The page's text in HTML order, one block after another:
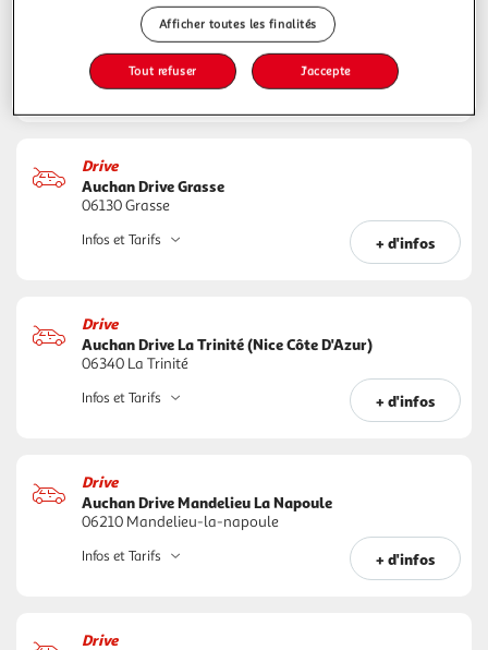
Auchan Drive Supermarché Antibes Rochat
06600 Antibes
+ d'infos
Infos et Tarifs
Drive
Auchan Drive Grasse
06130 Grasse
+ d'infos
Infos et Tarifs
Drive
Auchan Drive La Trinité (Nice Côte D'Azur)
06340 La Trinité
+ d'infos
Infos et Tarifs
Drive
Auchan Drive Mandelieu La Napoule
06210 Mandelieu-la-napoule
+ d'infos
Infos et Tarifs
Drive
Afficher toutes les finalités
Tout refuser J'accepte